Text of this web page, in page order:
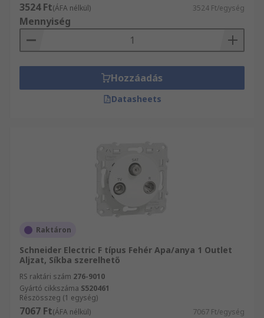
3524 Ft(ÁFA nélkül) 3524 Ft/egység
Mennyiség
Hozzáadás
Datasheets
Raktáron
Schneider Electric F típus Fehér Apa/anya 1 Outlet
Aljzat, Síkba szerelhető
RS raktári szám 276-9010
Gyártó cikkszáma S520461
Részösszeg (1 egység)
7067 Ft(ÁFA nélkül) 7067 Ft/egység